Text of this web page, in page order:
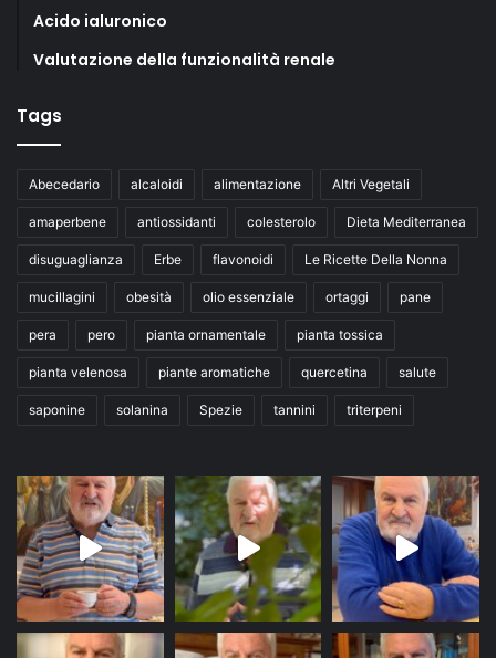
Acido ialuronico
Valutazione della funzionalità renale
Tags
Abecedario alcaloidi alimentazione Altri Vegetali
amaperbene antiossidanti colesterolo Dieta Mediterranea
disuguaglianza Erbe flavonoidi Le Ricette Della Nonna
mucillagini obesità olio essenziale ortaggi pane
pera pero pianta ornamentale pianta tossica
pianta velenosa piante aromatiche quercetina salute
saponine solanina Spezie tannini triterpeni